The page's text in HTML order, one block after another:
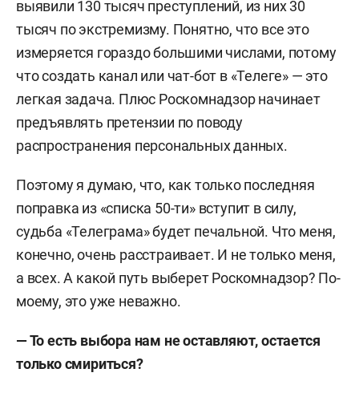
С 1 августа 2014-го был председателем совета
директоров группы компаний AllinOne Network
(зарегистрирована в Дубае, ОАЭ), которая
работает в сфере медицинской диагностики и
электронной коммерции в фармакологии на
рынках РФ и Ближнего Востока. Покинул
С февраля 2015-го по декабрь 2017 года был
директором и председателем совета Института
развития интернета, одним из создателей
которого являлся.
предложил Клименко перейти на работу в
администрацию главы государства и стать
выявили 130 тысяч преступлений, из них 30
тысяч по экстремизму. Понятно, что все это
измеряется гораздо большими числами, потому
что создать канал или чат-бот в «Телеге» — это
легкая задача. Плюс Роскомнадзор начинает
предъявлять претензии по поводу
распространения персональных данных.
Поэтому я думаю, что, как только последняя
поправка из «списка 50-ти» вступит в силу,
судьба «Телеграма» будет печальной. Что меня,
конечно, очень расстраивает. И не только меня,
а всех. А какой путь выберет Роскомнадзор? По-
моему, это уже неважно.
— То есть выбора нам не оставляют, остается
только смириться?